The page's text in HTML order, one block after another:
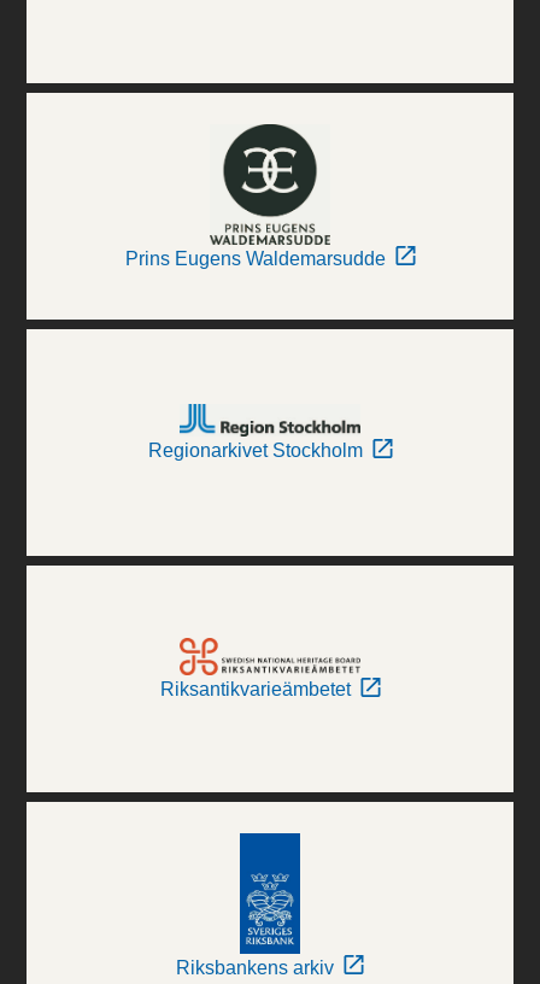
Prins Eugens Waldemarsudde
Regionarkivet Stockholm
Riksantikvarieämbetet
Riksbankens arkiv